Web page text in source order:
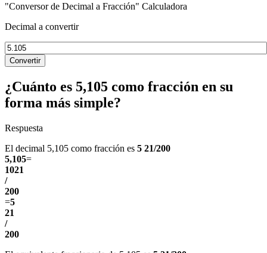
"Conversor de Decimal a Fracción" Calculadora
Decimal a convertir
Convertir
¿Cuánto es 5,105 como fracción en su
forma más simple?
Respuesta
El decimal 5,105 como fracción es 5 21/200
5,105=
1021
/
200
=5
21
/
200